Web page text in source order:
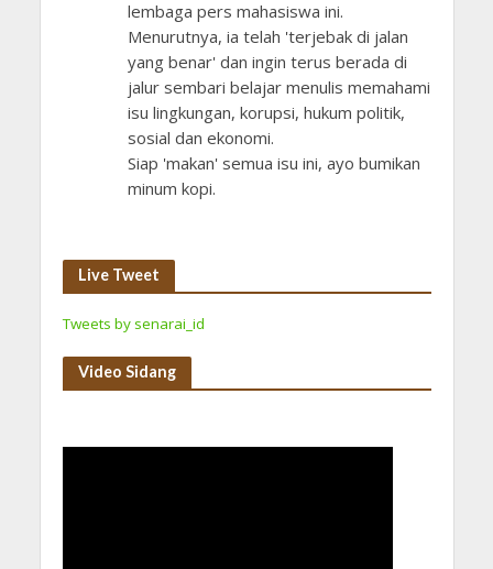
lembaga pers mahasiswa ini.
Menurutnya, ia telah 'terjebak di jalan
yang benar' dan ingin terus berada di
jalur sembari belajar menulis memahami
isu lingkungan, korupsi, hukum politik,
sosial dan ekonomi.
Siap 'makan' semua isu ini, ayo bumikan
minum kopi.
Live Tweet
Tweets by senarai_id
Video Sidang